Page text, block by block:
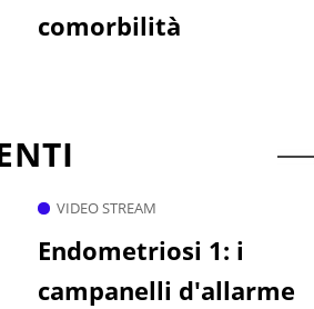
comorbilità
VIDEO STREAM
Endometriosi 1: i
campanelli d'allarme